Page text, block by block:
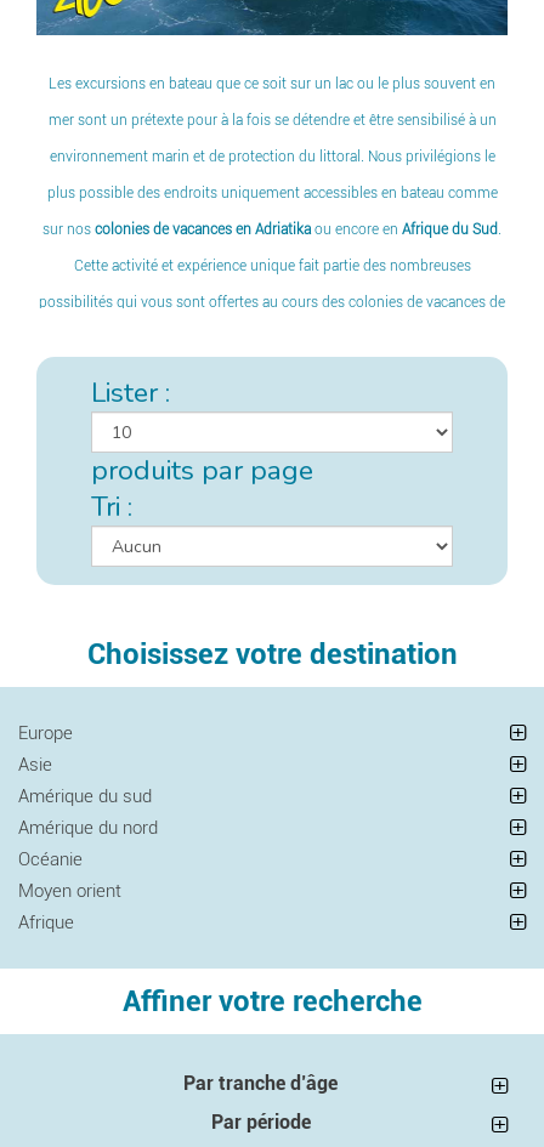
Les excursions en bateau que ce soit sur un lac ou le plus souvent en
mer sont un prétexte pour à la fois se détendre et être sensibilisé à un
environnement marin et de protection du littoral. Nous privilégions le
plus possible des endroits uniquement accessibles en bateau comme
sur nos colonies de vacances en Adriatika ou encore en Afrique du Sud
Cette activité et expérience unique fait partie des nombreuses
possibilités qui vous sont offertes au cours des colonies de vacances de
Lister :
produits par page
Tri :
Choisissez votre destination
Europe
Asie
Amérique du sud
Amérique du nord
Océanie
Moyen orient
Afrique
Affiner votre recherche
Par tranche d’âge
Par période